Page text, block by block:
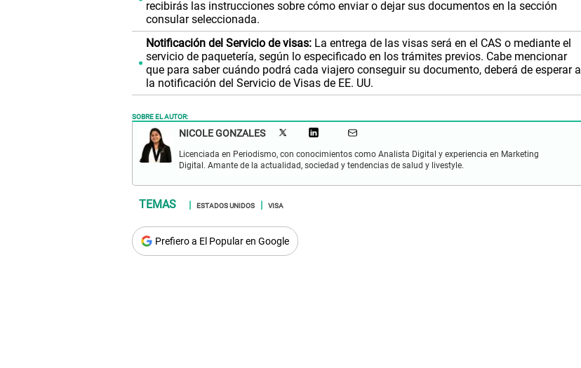
recibirás las instrucciones sobre cómo enviar o dejar sus documentos en la sección
consular seleccionada.
Notificación del Servicio de visas: La entrega de las visas será en el CAS o mediante el
servicio de paquetería, según lo especificado en los trámites previos. Cabe mencionar
que para saber cuándo podrá cada viajero conseguir su documento, deberá de esperar a
la notificación del Servicio de Visas de EE. UU.
SOBRE EL AUTOR:
NICOLE GONZALES
Licenciada en Periodismo, con conocimientos como Analista Digital y experiencia en Marketing
Digital. Amante de la actualidad, sociedad y tendencias de salud y livestyle.
ESTADOS UNIDOS VISA
Prefiero a El Popular en Google